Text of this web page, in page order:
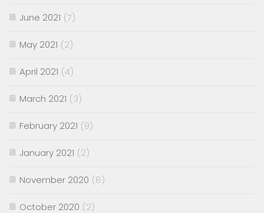
June 2021 (7)
May 2021 (2)
April 2021 (4)
March 2021 (3)
February 2021 (9)
January 2021 (2)
November 2020 (8)
October 2020 (2)